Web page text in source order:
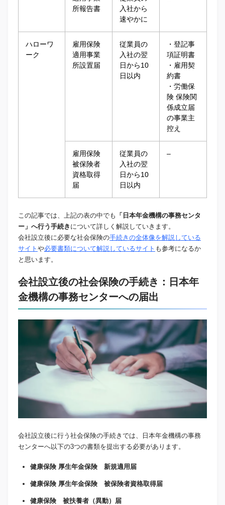
所報告書
入社から
速やかに
ハローワ
ーク
雇用保険
適用事業
所設置届
従業員の
入社の翌
日から10
日以内
・登記事
項証明書
・雇用契
約書
・労働保
険 保険関
係成立届
の事業主
控え
雇用保険
被保険者
資格取得
届
従業員の
入社の翌
日から10
日以内
–
この記事では、上記の表の中でも 「日本年金機構の事務センタ
ー」へ行う手続き について詳しく解説していきます。
会社設立後に必要な社会保険の手続きの全体像を解説している
サイト や必要書類について解説しているサイト も参考になるか
と思います。
会社設立後の社会保険の手続き：日本年
金機構の事務センターへの届出
会社設立後に行う社会保険の手続きでは、日本年金機構の事務
センターへ以下の3つの書類を提出する必要があります。
健康保険 厚生年金保険 新規適用届
健康保険 厚生年金保険 被保険者資格取得届
健康保険 被扶養者（異動）届